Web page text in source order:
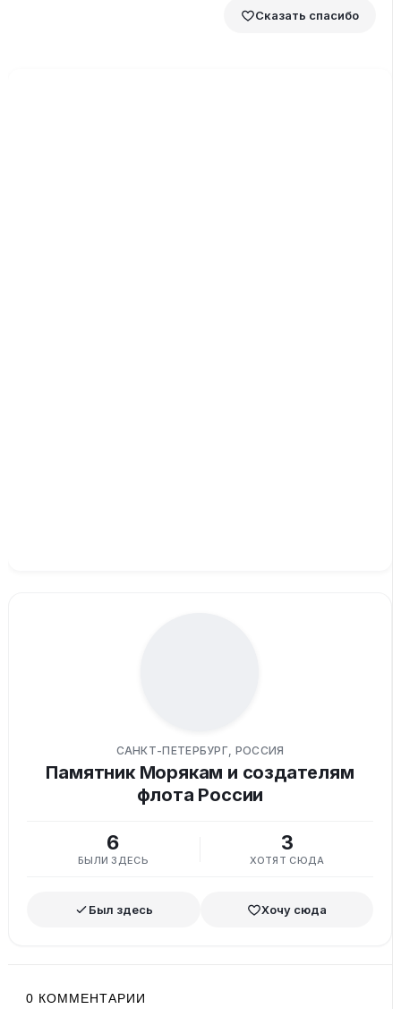
Сказать спасибо
САНКТ-ПЕТЕРБУРГ, РОССИЯ
Памятник Морякам и создателям
флота России
6
БЫЛИ ЗДЕСЬ
3
ХОТЯТ СЮДА
Был здесь Хочу сюда
0 КОММЕНТАРИИ